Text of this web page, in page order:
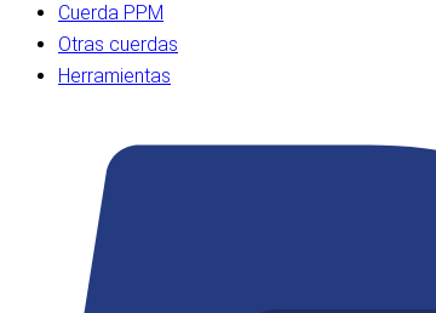
Cuerda PPM
Otras cuerdas
Herramientas